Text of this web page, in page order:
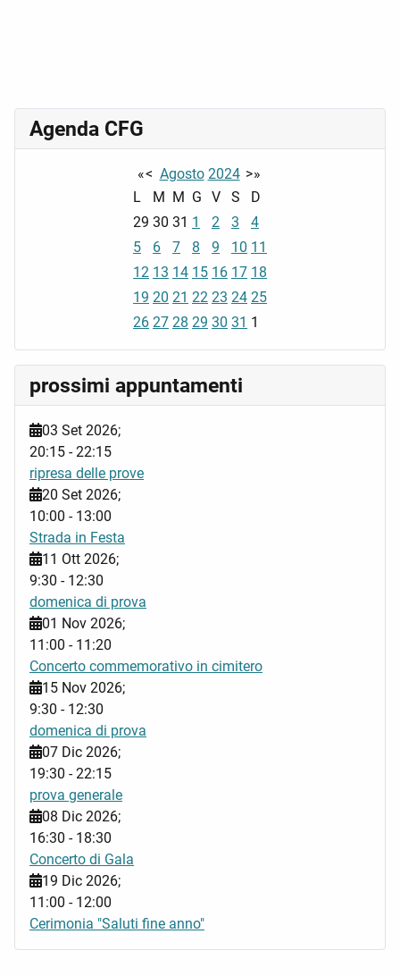
Agenda CFG
«< Agosto 2024 >»
L
M M G V S
D
29 30 31 1 2 3
4
5
6 7 8 9 10 11
12 13 14 15 16 17 18
19 20 21 22 23 24 25
26 27 28 29 30 31 1
prossimi appuntamenti
03 Set 2026;
20:15 -22:15
ripresa delle prove
20 Set 2026;
10:00 - 13:00
Strada in Festa
11 Ott 2026;
9:30 - 12:30
domenica di prova
01 Nov 2026;
11:00 - 11:20
Concerto commemorativo in cimitero
15 Nov 2026;
9:30 - 12:30
domenica di prova
07 Dic 2026;
19:30 -22:15
prova generale
08 Dic 2026;
16:30 - 18:30
Concerto di Gala
19 Dic 2026;
11:00 - 12:00
Cerimonia "Saluti fine anno"